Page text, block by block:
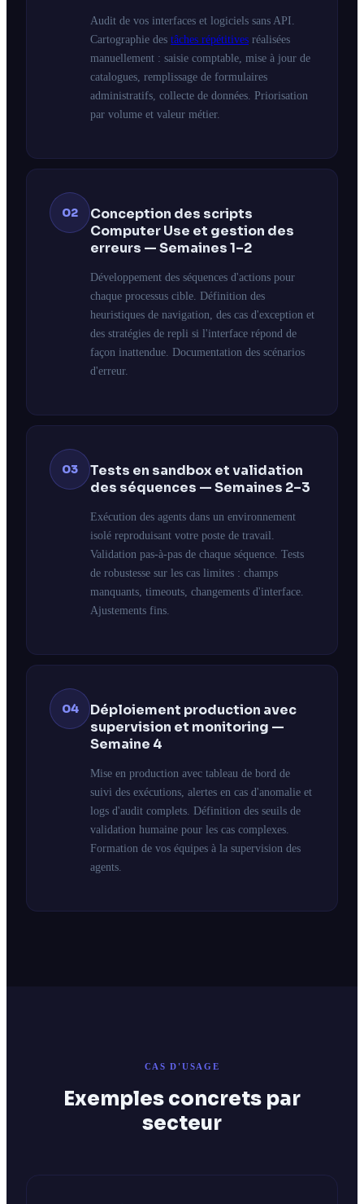
Audit de vos interfaces et logiciels sans API.
Cartographie des tâches répétitives réalisées
manuellement : saisie comptable, mise à jour de
catalogues, remplissage de formulaires
administratifs, collecte de données. Priorisation
par volume et valeur métier.
02
Conception des scripts
Computer Use et gestion des
erreurs — Semaines 1–2
Développement des séquences d'actions pour
chaque processus cible. Définition des
heuristiques de navigation, des cas d'exception et
des stratégies de repli si l'interface répond de
façon inattendue. Documentation des scénarios
d'erreur.
03
Tests en sandbox et validation
des séquences — Semaines 2–3
Exécution des agents dans un environnement
isolé reproduisant votre poste de travail.
Validation pas-à-pas de chaque séquence. Tests
de robustesse sur les cas limites : champs
manquants, timeouts, changements d'interface.
Ajustements fins.
04
Déploiement production avec
supervision et monitoring —
Semaine 4
Mise en production avec tableau de bord de
suivi des exécutions, alertes en cas d'anomalie et
logs d'audit complets. Définition des seuils de
validation humaine pour les cas complexes.
Formation de vos équipes à la supervision des
agents.
CAS D'USAGE
Exemples concrets par
secteur